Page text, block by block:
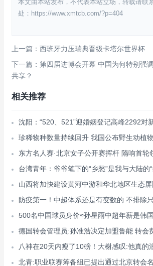
本文由本站发布，不代表本站立场，转载请联
处：https://www.xmtcb.com/?p=404
上一篇：西班牙力压瑞典晋级卡塔尔世界杯
下一篇：第四届进博会开幕 中国为何特别强
共享？
相关推荐
沈阳：“520、521”迎婚姻登记高峰2292对
珍稀物种数量持续回升 我国公布野生动植
东方名人赛·北京女子公开赛挥杆 隋响首轮
台湾青年：爷爷笔下的“乡愁”是我与大陆的“
山西将加快建设黄河中游和华北地区生态
防疫第一！中超体系还是有变数的 不排除
500名中国球员身价≈孙星雨中超年薪是韩
德国转会管理员:孙准浩决定加盟鲁能 转会
八神在20天内瘦了10磅！大榭感叹:他真的
北青:职业联赛筹备组已提出通过北京转会